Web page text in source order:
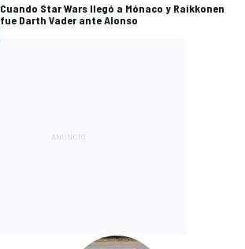
Cuando Star Wars llegó a Mónaco y Raikkonen
fue Darth Vader ante Alonso